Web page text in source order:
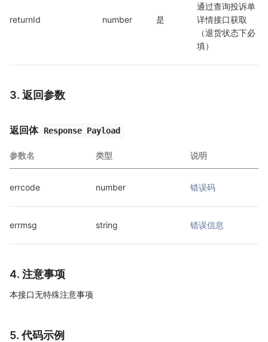
returnId number 是
通过查询投诉单
详情接口获取
（退货状态下必
填）
3. 返回参数
返回体 Response Payload
参数名 类型 说明
errcode number 错误码
errmsg string 错误信息
4. 注意事项
本接口无特殊注意事项
5. 代码示例